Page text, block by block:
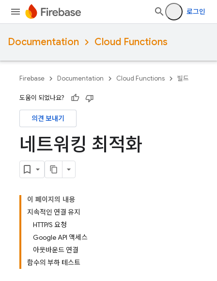
로그인
Documentation Cloud Functions
Firebase Documentation Cloud Functions 빌드
도움이 되었나요?
의견 보내기
네트워킹 최적화
이 페이지의 내용
지속적인 연결 유지
HTTP/S 요청
Google API 액세스
아웃바운드 연결
함수의 부하 테스트